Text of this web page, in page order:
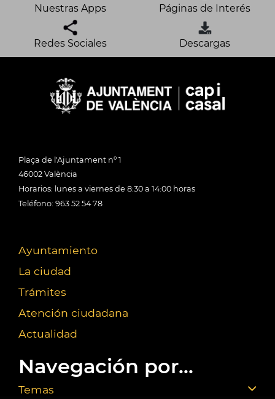
Nuestras Apps Páginas de Interés
Redes Sociales Descargas
Plaça de l'Ajuntament nº 1
46002 València
Horarios: lunes a viernes de 8:30 a 14:00 horas
Teléfono: 963 52 54 78
Ayuntamiento
La ciudad
Trámites
Atención ciudadana
Actualidad
Navegación por...
Temas